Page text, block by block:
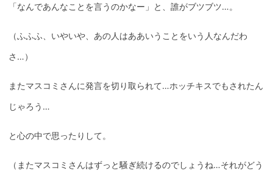
「なんであんなことを言うのかなー」と、誰がブツブツ…。
（ふふふ、いやいや、あの人はああいうことをいう人なんだわ
さ…）
またマスコミさんに発言を切り取られて…ホッチキスでもされたん
じゃろう…
と心の中で思ったりして。
（またマスコミさんはずっと騒ぎ続けるのでしょうね…それがどう